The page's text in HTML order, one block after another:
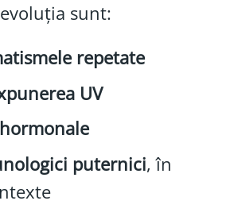
sunt:
repetate
UV
puternici, în